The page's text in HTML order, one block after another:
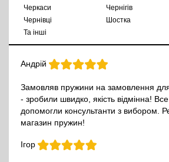
Черкаси
Чернігів
Чернівці
Шостка
Та інші
Андрій
Замовляв пружини на замовлення
- зробили швидко, якість відмінна!
допомогли консультанти з вибором.
магазин пружин!
Ігор